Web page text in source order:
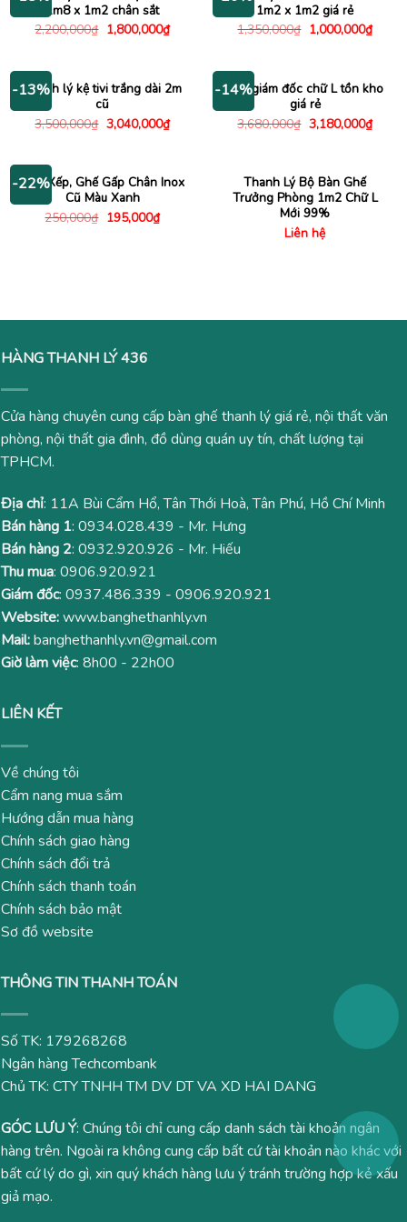
1m8 x 1m2 chân sắt
2,200,000₫ Giá
gốc
1,800,000₫Giá
hiện
1,800,000₫.
1m2 x 1m2 giá rẻ
1,350,000₫ Giá
gốc
1,000,000₫Giá
hiện
-13%
Thanh lý kệ tivi trắng dài 2m
cũ
3,500,000₫ Giá
gốc
3,040,000₫Giá
hiện
-14%
Bàn giám đốc chữ L tồn kho
giá rẻ
3,680,000₫ Giá
gốc
3,180,000₫Giá
hiện
-22%
Ghế Xếp, Ghế Gấp Chân Inox
Cũ Màu Xanh
250,000₫ Giá
195,000₫Giá
hiện
Thanh Lý Bộ Bàn Ghế
Trưởng Phòng 1m2 Chữ L
Mới 99%
Liên hệ
HÀNG THANH LÝ 436
Cửa hàng chuyên cung cấp bàn ghế thanh lý giá rẻ, nội thất văn
phòng, nội thất gia đình, đồ dùng quán uy tín, chất lượng tại
TPHCM.
Địa chỉ: 11A Bùi Cẩm Hổ, Tân Thới Hoà, Tân Phú, Hồ Chí Minh
Bán hàng 1: 0934.028.439 - Mr. Hưng
Bán hàng 2: 0932.920.926 - Mr. Hiếu
Thu mua: 0906.920.921
Giám đốc: 0937.486.339 - 0906.920.921
Website:www.banghethanhly.vn
Mail:banghethanhly.vn@gmail.com
Giờ làm việc: 8h00 - 22h00
LIÊN KẾT
Về chúng tôi
Cẩm nang mua sắm
Hướng dẫn mua hàng
Chính sách giao hàng
Chính sách đổi trả
Chính sách thanh toán
Chính sách bảo mật
Sơ đồ website
THÔNG TIN THANH TOÁN
Số TK: 179268268
Ngân hàng Techcombank
Chủ TK: CTY TNHH TM DV DT VA XD HAI DANG
GÓC LƯU Ý: Chúng tôi chỉ cung cấp danh sách tài khoản ngân
hàng trên. Ngoài ra không cung cấp bất cứ tài khoản nào khác với
bất cứ lý do gì, xin quý khách hàng lưu ý tránh trường hợp kẻ xấu
giả mạo.